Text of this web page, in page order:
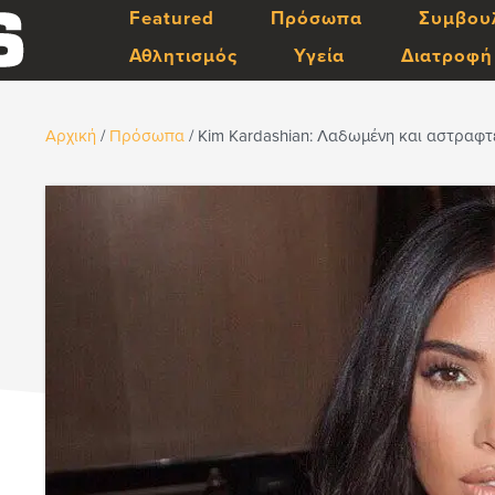
Featured Πρόσωπα
Αθλητισμός
Υγεία Διατροφή
Αρχική / Πρόσωπα /Kim Kardashian: Λαδωμένη και